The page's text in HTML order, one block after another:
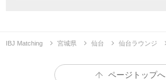
IBJ Matching 宮城県 仙台 仙台ラウンジ
ページトップへ